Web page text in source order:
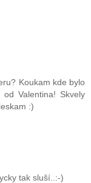
Koukam kde bylo
Valentina! Skvely
:)
tak sluší..:-)